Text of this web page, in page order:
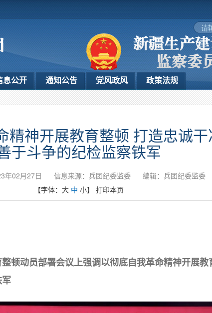
息公开 通知公告 党风政风 政策法规
精神开展教育整顿 打造忠诚
于斗争的纪检监察铁军
年02月27日 信息来源：兵团纪委监委
编辑：兵团纪委监委
【字体： 大 中 小】 打印本页
顿动员部署会议上强调以彻底自我革命精神开展
军